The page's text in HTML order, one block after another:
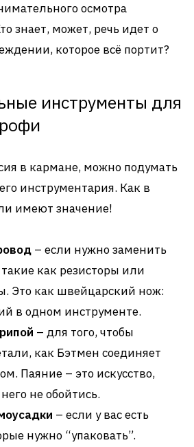
осмотра
знает, может, речь идет о
которое всё портит?
инструменты для
в кармане, можно подумать
инструментария. Как в
имеют значение!
– если нужно заменить
как резисторы или
Это как швейцарский нож:
в одном инструменте.
– для того, чтобы
как Бэтмен соединяет
Паяние – это искусство,
не обойтись.
– если у вас есть
нужно “упаковать”.